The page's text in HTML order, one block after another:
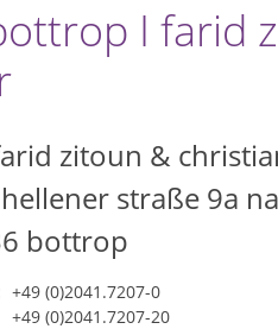
I farid
zitoun &
straße 9a
bottrop
+49 (0)2041.7207-0
+49 (0)2041.7207-20